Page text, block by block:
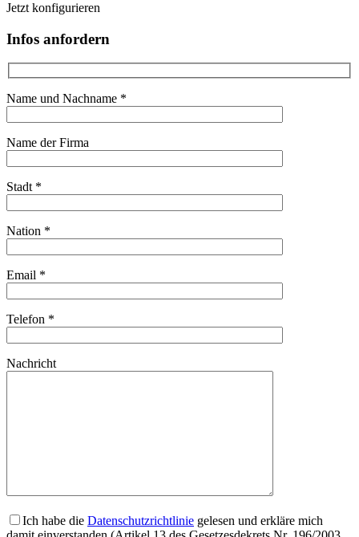
Jetzt konfigurieren
Infos anfordern
Name und Nachname *
Name der Firma
Stadt *
Nation *
Email *
Telefon *
Nachricht
Ich habe die Datenschutzrichtlinie gelesen und erkläre mich